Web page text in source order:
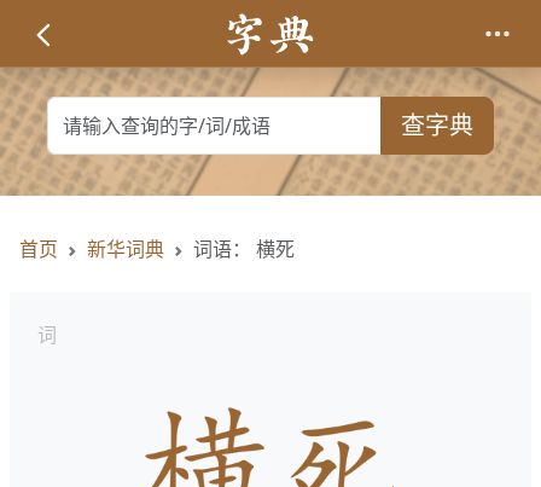
查字典
首页 新华词典 词语： 横死
词